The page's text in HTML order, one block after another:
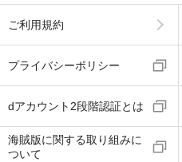
ご利用規約
プライバシーポリシー
dアカウント2段階認証とは
海賊版に関する取り組みに
ついて